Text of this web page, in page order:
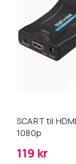
6-
SCART til
1080p
119 kr